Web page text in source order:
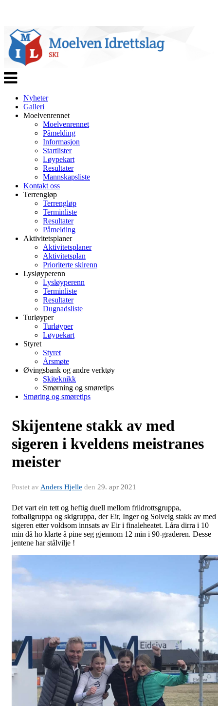
Veksle
navigasjon
Nyheter
Galleri
Moelvenrennet
Moelvenrennet
Påmelding
Informasjon
Startlister
Løypekart
Resultater
Mannskapsliste
Kontakt oss
Terrengløp
Terrengløp
Terminliste
Resultater
Påmelding
Aktivitetsplaner
Aktivitetsplaner
Aktivitetsplan
Prioriterte skirenn
Lysløyperenn
Lysløyperenn
Terminliste
Resultater
Dugnadsliste
Turløyper
Turløyper
Løypekart
Styret
Styret
Årsmøte
Øvingsbank og andre verktøy
Skiteknikk
Smørning og smøretips
Smøring og smøretips
Skijentene stakk av med
sigeren i kveldens meistranes
meister
Postet av Anders Hjelle den 29. apr 2021
Det vart ein tett og heftig duell mellom friidrottsgruppa,
fotballgruppa og skigruppa, der Eir, Inger og Solveig stakk av med
sigeren etter voldsom innsats av Eir i finaleheatet. Låra dirra i 10
min då ho klarte å pine seg gjennom 12 min i 90-graderen. Desse
jentene har stålvilje !